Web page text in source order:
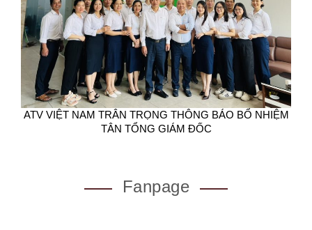
ATV VIỆT NAM TRÂN TRỌNG THÔNG BÁO BỔ NHIỆM
TÂN TỔNG GIÁM ĐỐC
Fanpage